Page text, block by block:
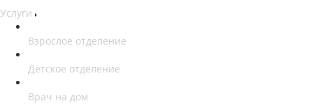
Услуги
Взрослое отделение
Детское отделение
Врач на дом